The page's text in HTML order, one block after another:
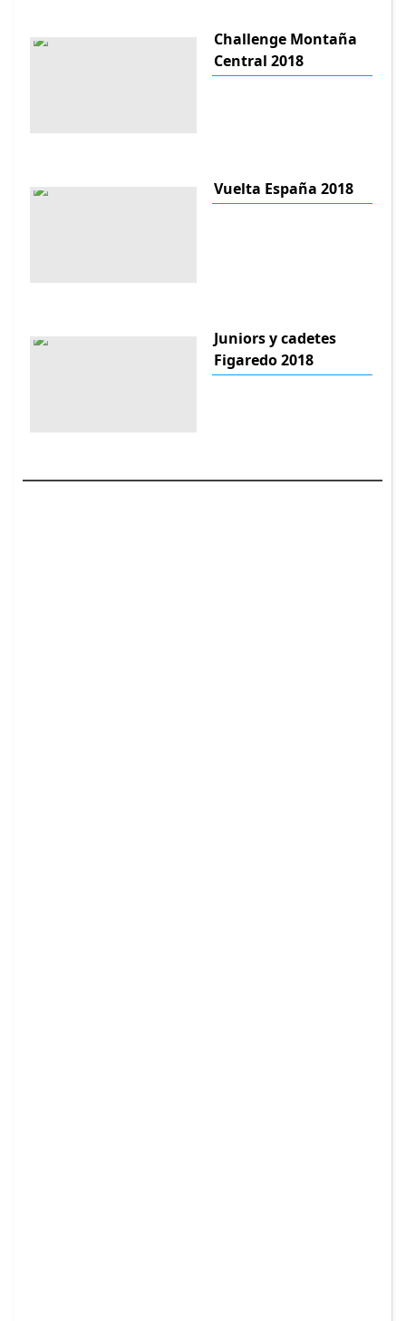
Challenge Montaña
Central 2018
Vuelta España 2018
Juniors y cadetes
Figaredo 2018